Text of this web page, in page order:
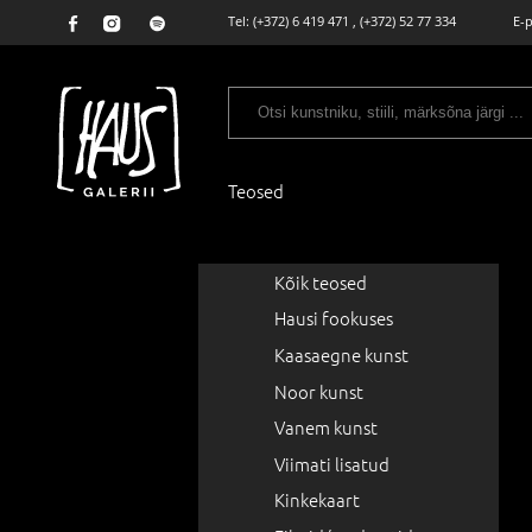
Tel: (+372) 6 419 471 , (+372) 52 77 334 E-
Teosed
Kõik teosed
Hausi fookuses
Kaasaegne kunst
Noor kunst
Vanem kunst
Viimati lisatud
Kinkekaart